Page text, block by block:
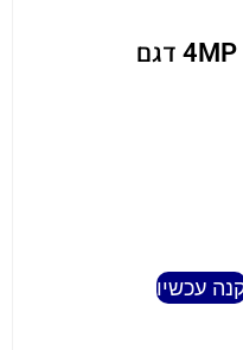
מצלמה ממונעת (PTZ) 4MP דגם
עכשיו